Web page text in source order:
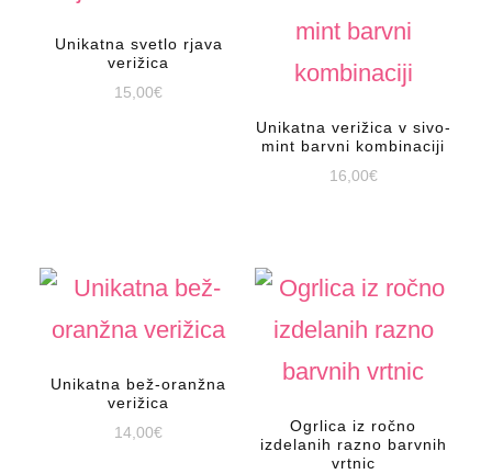
Unikatna svetlo rjava
verižica
15,00€
Unikatna verižica v sivo-
mint barvni kombinaciji
16,00€
Unikatna bež-oranžna
verižica
14,00€
Ogrlica iz ročno
izdelanih razno barvnih
vrtnic